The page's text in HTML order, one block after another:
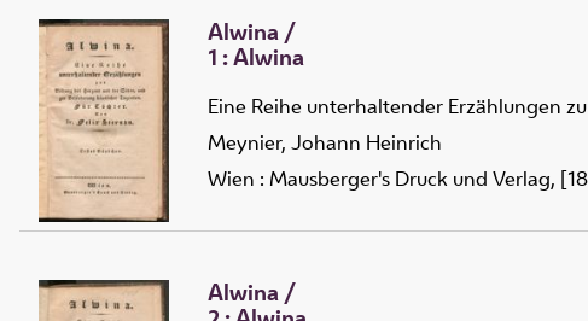
Alwina/
1 :Alwina
Eine Reihe unterhaltender Erzählungen
Meynier, Johann Heinrich
Wien : Mausberger's Druck und Verlag,
Alwina/